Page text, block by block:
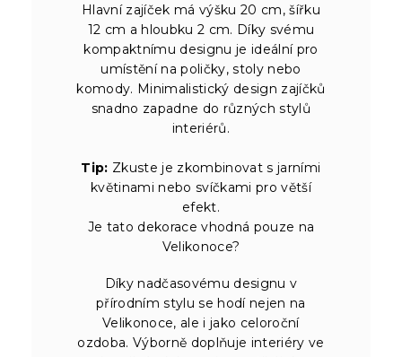
Hlavní zajíček má výšku 20 cm, šířku
12 cm a hloubku 2 cm. Díky svému
kompaktnímu designu je ideální pro
umístění na poličky, stoly nebo
komody. Minimalistický design zajíčků
snadno zapadne do různých stylů
interiérů.
Tip: Zkuste je zkombinovat s jarními
květinami nebo svíčkami pro větší
efekt.
Je tato dekorace vhodná pouze na
Velikonoce?
Díky nadčasovému designu v
přírodním stylu se hodí nejen na
Velikonoce, ale i jako celoroční
ozdoba. Výborně doplňuje interiéry ve